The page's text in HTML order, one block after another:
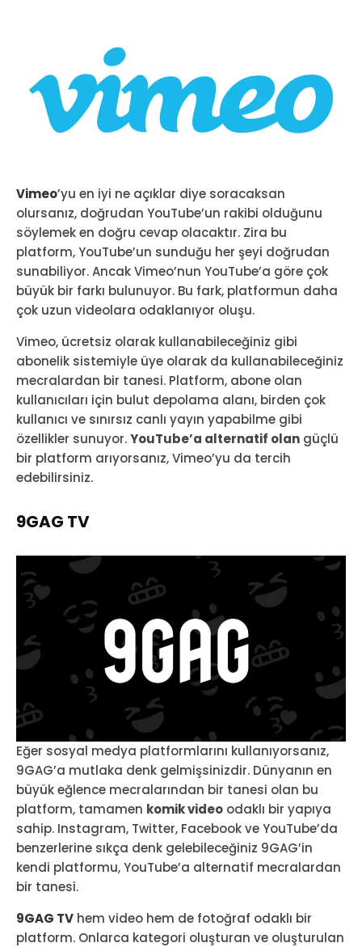
Vimeo’yu en iyi ne açıklar diye soracaksan
olursanız, doğrudan YouTube’un rakibi olduğunu
söylemek en doğru cevap olacaktır. Zira bu
platform, YouTube’un sunduğu her şeyi doğrudan
sunabiliyor. Ancak Vimeo’nun YouTube’a göre çok
büyük bir farkı bulunuyor. Bu fark, platformun daha
çok uzun videolara odaklanıyor oluşu.
Vimeo, ücretsiz olarak kullanabileceğiniz gibi
abonelik sistemiyle üye olarak da kullanabileceğiniz
mecralardan bir tanesi. Platform, abone olan
kullanıcıları için bulut depolama alanı, birden çok
kullanıcı ve sınırsız canlı yayın yapabilme gibi
özellikler sunuyor.YouTube’a alternatif olan güçlü
bir platform arıyorsanız, Vimeo’yu da tercih
edebilirsiniz.
9GAG TV
Eğer sosyal medya platformlarını kullanıyorsanız,
9GAG’a mutlaka denk gelmişsinizdir. Dünyanın en
büyük eğlence mecralarından bir tanesi olan bu
platform, tamamen komik video odaklı bir yapıya
sahip. Instagram, Twitter, Facebook ve YouTube’da
benzerlerine sıkça denk gelebileceğiniz 9GAG’in
kendi platformu, YouTube’a alternatif mecralardan
bir tanesi.
9GAG TV hem video hem de fotoğraf odaklı bir
platform. Onlarca kategori oluşturan ve oluşturulan